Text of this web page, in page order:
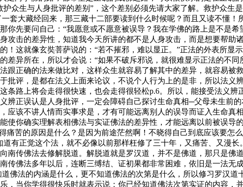
众生与人身批评的差别”，这个差别必须先请大家了解。救护众生
套大藏经回来，那三藏十二部要读到什么时候呢？而且又读不懂！
先要问自己：“我愿意或不愿意被误导？我在学佛的路上是不是
攻击的差异性，知道我今天所讲的都不是人身攻击，而是想要帮助
这就像玄奘菩萨说的：“若不摧邪，难以显正。”正法的外表所显
异所在，所以才会说：“如果不破斥邪说，就很难显示正法的不
正确的法来做比对，这样众生就容易了解其中的差异，就容易被
批评，是都在法义上面来论议，不说个人行为上的是非，所以法义
条路上将会走得很快速，也会走得很轻松p.6。所以，能接受法义
辨正误认是人身批评，一定会障碍自己探讨生命真相─父母未生前
该不讲人情而实事求是，才有可能远离别人的误导而证入生命真
你确实理解表相佛法与实证佛法的差异性，才能远离以前被误导
苦的原因是什么？是因为前途茫然啊！不晓得自己到底应该要怎
有正觉这个法，就不必像以前那样枉修了三十年，又痛苦、又漫
南传佛法去修解脱道。解脱道就是罗汉道，并不是佛道，那只是佛
传佛法多年以后，连断三缚结、证初果都非常困难，依旧是一法无
佛法的内涵是什么，更不知道佛法的次第是什么，所以修习罗汉道
当你学得很快乐时就表示说：你已经知道佛法次第实证的内容，